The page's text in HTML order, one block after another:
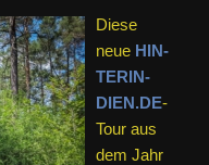
Diese
neue HIN­
TER­IN­
DIEN.DE-
Tour aus
dem Jahr